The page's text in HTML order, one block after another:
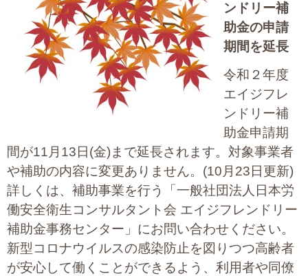
ンドリー補
助金の申請
期間を延長
令和２年度
エイジフレ
ンドリー補
助金申請期
間が11月13日(金)まで延長されます。対象事業者
や補助の内容に変更ありません。(10月23日更新)
詳しくは、補助事業を行う「一般社団法人日本労
働安全衛生コンサルタント会 エイジフレンドリー
補助金事務センター」にお問い合わせください。
新型コロナウイルスの感染防止を図りつつ高齢者
が安心して働くことができるよう、利用者や同僚
費用の目安
実績一覧
お客様の声
採用情報・パートナー募集
新着情報
お問い合わせ
プライバシーポリシー